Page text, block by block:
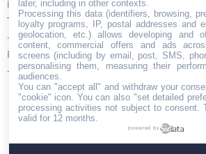
info@iberianpress.es
Teléfono:
+34 911863556
Fax:
+34 911863556
Encuéntranos en:
Facebook
page
X
page
YouTube
page
Rss
page
Home Quiénes somos Servicios
later, including in other contexts.
Processing this data (identifiers, browsing,
loyalty programs, IP, postal addresses and
geolocation, etc.) allows developing and
content, commercial offers and ads
screens (including by email, post, SMS,
personalising them, measuring their
audiences.
You can "accept all" and withdraw your
"cookie" icon . You can also "set detailed
processing activities not subject to consent.
valid for 12 months.
powered by